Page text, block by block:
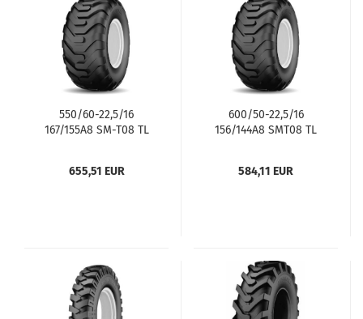
550/60-22,5/16
167/155A8 SM-T08 TL
655,51 EUR
600/50-22,5/16
156/144A8 SMT08 TL
584,11 EUR